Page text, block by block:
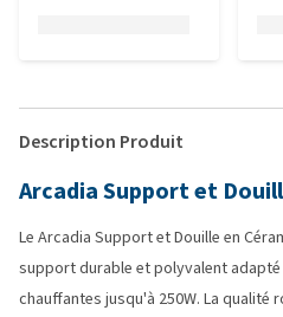
Description Produit
Arcadia Support et
Le Arcadia Support et Douille en
support durable et polyvalent
chauffantes jusqu'à 250W. La qualité